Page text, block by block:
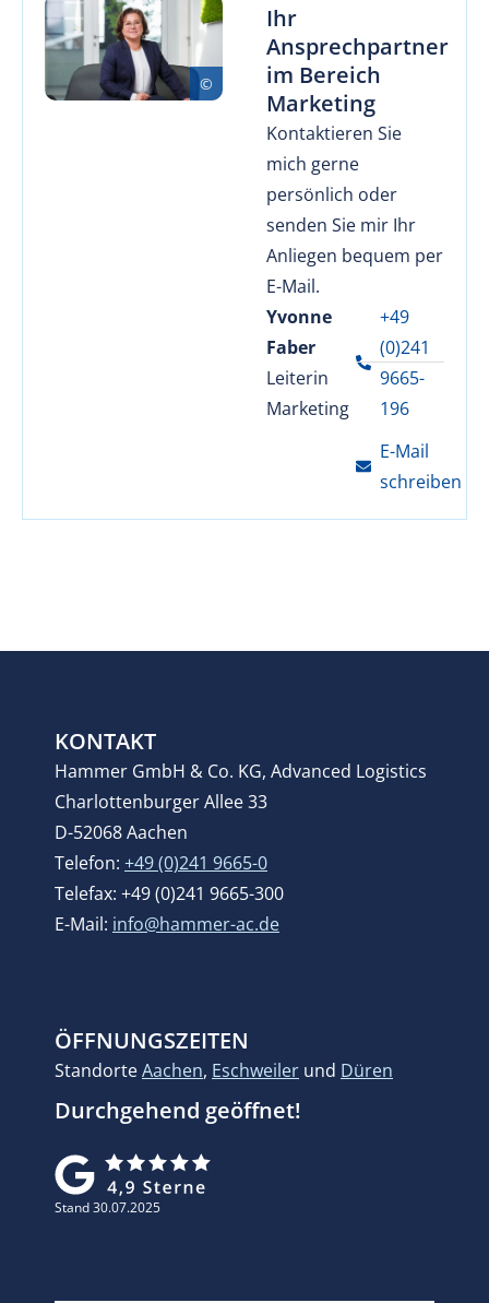
Ihr
Ansprechpartner
im Bereich
Marketing
Kontaktieren Sie
mich gerne
persönlich oder
senden Sie mir Ihr
Anliegen bequem per
E-Mail.
Yvonne
Faber
Leiterin
Marketing
+49
(0)241
9665-
196
E-Mail
schreiben
KONTAKT
Hammer GmbH & Co. KG, Advanced Logistics
Charlottenburger Allee 33
D-52068 Aachen
Telefon: +49 (0)241 9665-0
Telefax: +49 (0)241 9665-300
E-Mail: info@hammer-ac.de
ÖFFNUNGSZEITEN
StandorteAachen, Eschweiler und Düren
Durchgehend geöffnet!
Stand 30.07.2025